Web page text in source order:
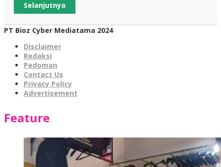
Selanjutnya
PT Bioz Cyber Mediatama 2024
Disclaimer
Redaksi
Pedoman
Contact Us
Privacy Policy
Advertisement
Feature